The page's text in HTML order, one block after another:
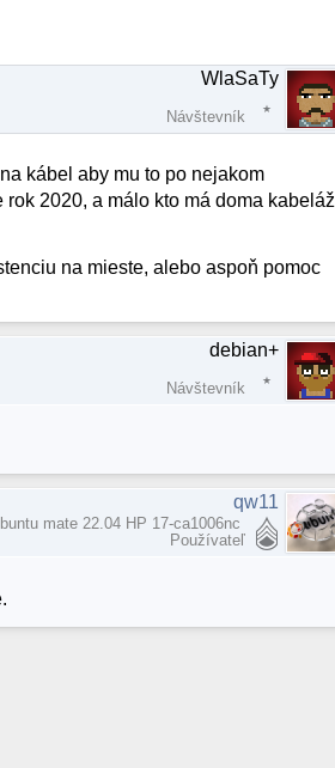
WlaSaTy
Návštevník
kábel aby mu to po nejakom
2020, a málo kto má doma kabeláž
na mieste, alebo aspoň pomoc
debian+
Návštevník
qw11
mate 22.04 HP 17-ca1006nc
Používateľ